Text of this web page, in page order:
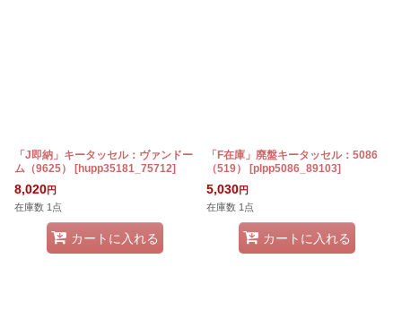
「J即納」キータッセル：ヴァンドー
ム（9625）
[hupp35181_75712]
8,020円
在庫数 1点
カートに入れる
「F在庫」廃盤キータッセル：5086
（519）
[plpp5086_89103]
5,030円
在庫数 1点
カートに入れる